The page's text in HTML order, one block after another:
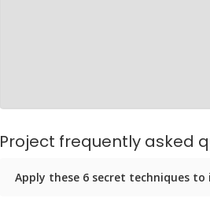
Project frequently asked
Apply these 6 secret techniques to